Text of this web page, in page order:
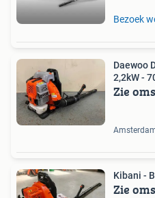
Bezoek
Daewoo
2,2kW -
Zie
Kibani -
Zie